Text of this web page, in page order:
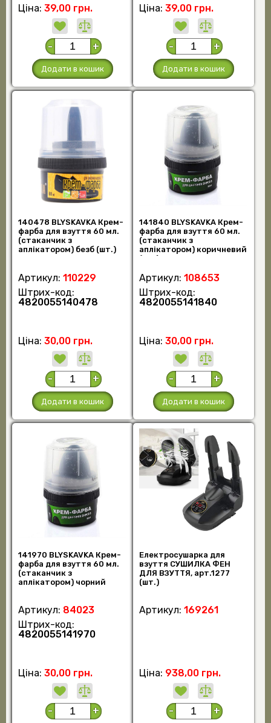
Ціна: 39,00 грн.
- +
Додати в кошик
Ціна: 39,00 грн.
- +
Додати в кошик
140478 BLYSKAVKA Крем-
фарба для взуття 60 мл.
(стаканчик з
аплікатором) безб (шт.)
Артикул: 110229
Штрих-код:
4820055140478
Ціна: 30,00 грн.
- +
Додати в кошик
141840 BLYSKAVKA Крем-
фарба для взуття 60 мл.
(стаканчик з
аплікатором) коричневий
(шт.)
Артикул: 108653
Штрих-код:
4820055141840
Ціна: 30,00 грн.
- +
Додати в кошик
141970 BLYSKAVKA Крем-
фарба для взуття 60 мл.
(стаканчик з
аплікатором) чорний
Артикул: 84023
Штрих-код:
4820055141970
Ціна: 30,00 грн.
- +
Електросушарка для
взуття СУШИЛКА ФЕН
ДЛЯ ВЗУТТЯ, арт.1277
(шт.)
Артикул: 169261
Ціна: 938,00 грн.
- +